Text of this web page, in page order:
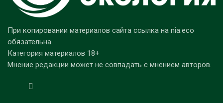
При копировании материалов сайта ссылка на nia.eco
обязательна.
Категория материалов 18+
Мнение редакции может не совпадать с мнением авторов.